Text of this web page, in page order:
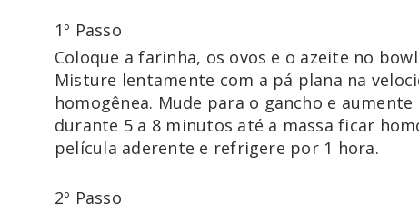
1º Passo
Coloque a farinha, os ovos e o azeite no
Misture lentamente com a pá plana na
homogênea. Mude para o gancho e
durante 5 a 8 minutos até a massa ficar
película aderente e refrigere por 1 hora.
2º Passo